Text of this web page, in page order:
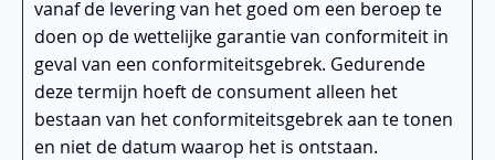
vanaf de levering van het goed om een beroep te
doen op de wettelijke garantie van conformiteit in
geval van een conformiteitsgebrek. Gedurende
deze termijn hoeft de consument alleen het
bestaan van het conformiteitsgebrek aan te tonen
en niet de datum waarop het is ontstaan.